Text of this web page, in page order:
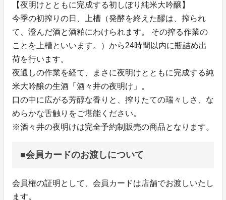
【夜明けとともに完成する初しぼり純米大吟醸】
今季の初搾りの日、上槽（発酵を終えた醪は、搾られ
て、澄んだ酒と酒粕にわけられます。 その搾る作業の
ことを上槽といいます。）から24時間以内に瓶詰め出
荷を行います。
夜通しの作業を経て、まさに夜明けとともに完成する純
米大吟醸の生酒「酒々井の夜明け」。
口の中に広がる芳醇な香りと、搾りたての瑞々しさ、な
めらかな舌触りをご堪能ください。
※酒々井の夜明けは完全予約制販売の商品となります。
■会員カードのお渡しについて
会員権の証明として、会員カードは店舗でお渡しいたし
ます。